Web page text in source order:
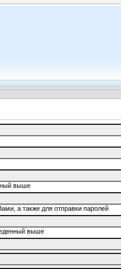
выше
а также для отправки паролей
выше